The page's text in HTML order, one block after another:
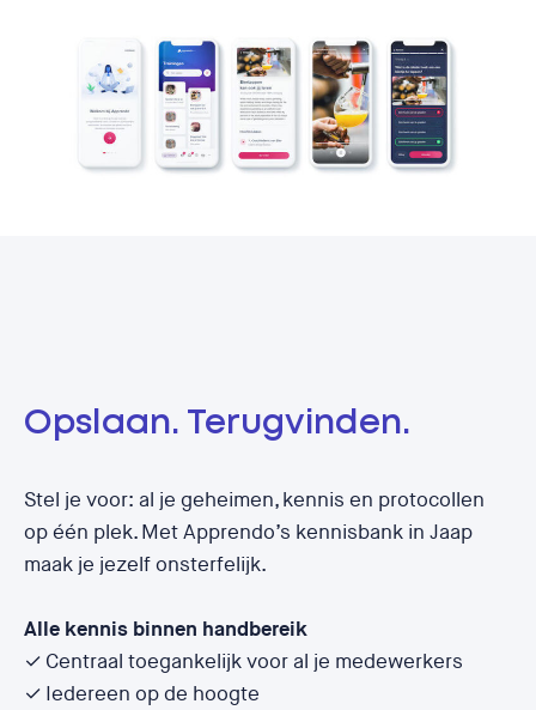
Opslaan. Terugvinden.
Stel je voor: al je geheimen, kennis en protocollen
op één plek. Met Apprendo’s kennisbank in Jaap
maak je jezelf onsterfelijk.
Alle kennis binnen handbereik
✓ Centraal toegankelijk voor al je medewerkers
✓ Iedereen op de hoogte